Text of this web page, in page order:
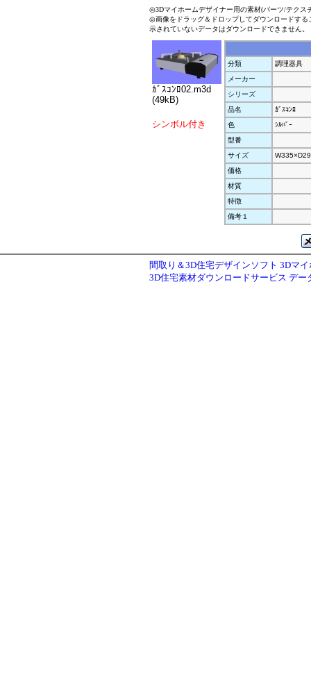
◎3Dマイホームデザイナー用の素材(パーツ/テクス
◎画像をドラッグ＆ドロップしてダウンロードす
示されていないデータはダウンロードできません。
ｶﾞｽｺﾝﾛ02.m3d
(49kB)
シンボル付き
分類
調理器具
メーカー
シリーズ
品名
ｶﾞｽｺﾝﾛ
色
ｼﾙﾊﾞｰ
型番
サイズ
価格
材質
特徴
備考１
間取り＆3D住宅デザインソフト 3Dマ
3D住宅素材ダウンロードサービス デー